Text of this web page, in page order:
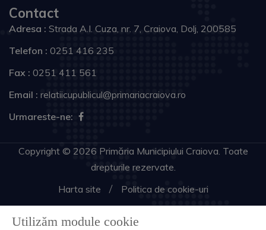
Contact
Adresa : Strada A.I. Cuza, nr. 7, Craiova, Dolj, 200585
Telefon : 0251 416 235
Fax : 0251 411 561
Email : relatiicupublicul@primariacraiova.ro
Urmareste-ne:
Copyright © 2026 Primăria Municipiului Craiova. Toate
drepturile rezervate.
Harta site
Politica de cookie-uri
Utilizăm module cookie